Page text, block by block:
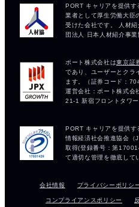
会社情報 プライバシーポリシ
コンプライアンスポリシー